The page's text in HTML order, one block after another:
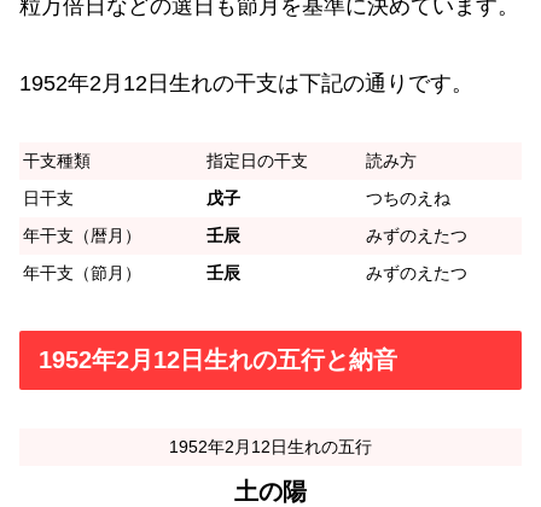
粒万倍日などの選日も節月を基準に決めています。
1952年2月12日生れの干支は下記の通りです。
干支種類 指定日の干支
読み方
日干支
戊子
つちのえね
年干支（暦月）
壬辰
みずのえたつ
年干支（節月）
壬辰 みずのえたつ
1952年2月12日生れの五行と納音
1952年2月12日生れの五行
土の陽